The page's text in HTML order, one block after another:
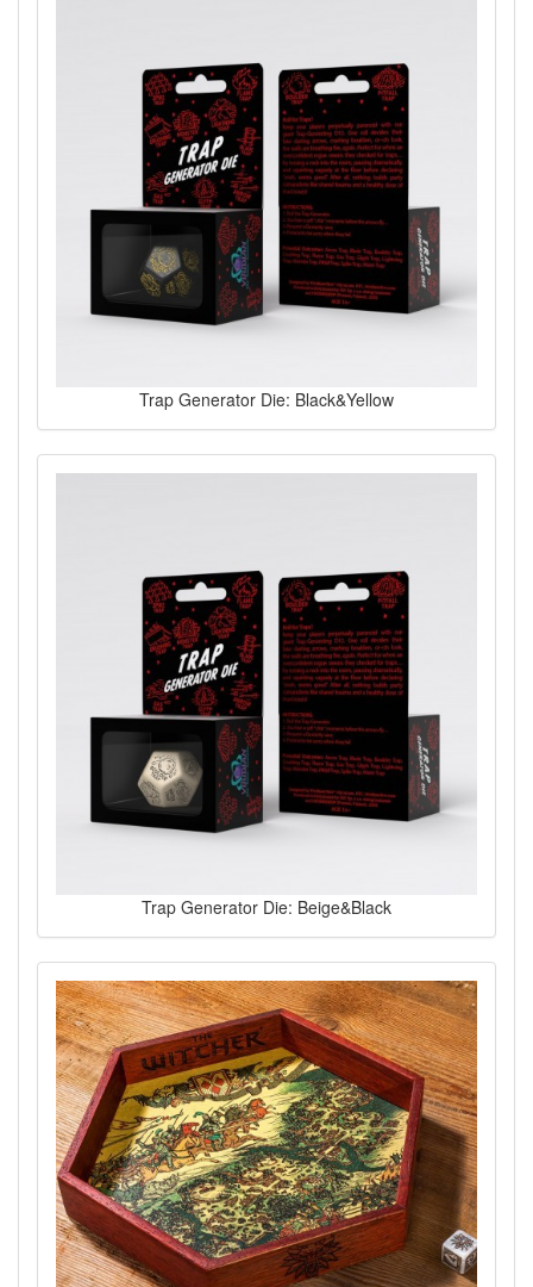
Trap Generator Die: Black&Yellow
Trap Generator Die: Beige&Black